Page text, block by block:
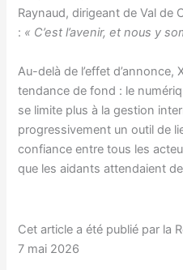
Raynaud, dirigeant de Val de
: « C’est l’avenir, et nous y
Au-delà de l’effet
tendance de fond : le
se limite plus à la gestion
progressivement un outil de
confiance entre tous les
que les aidants attendaient
Cet article a été publié par la
7 mai 2026